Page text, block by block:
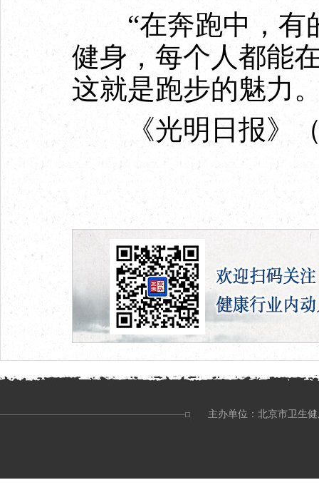
“在奔跑中，有
健身，每个人都能
这就是跑步的魅力
《光明日报》（
主办单位：北京市卫生